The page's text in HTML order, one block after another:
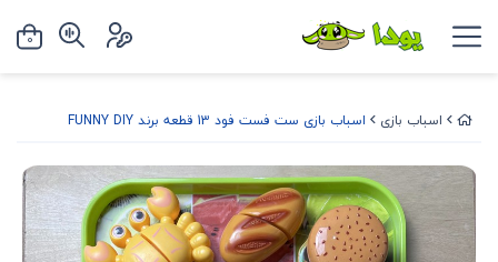
اسباب بازی اسباب بازی ست فست فود 13 قطعه برند FUNNY DIY
0